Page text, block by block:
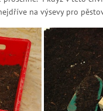
na výsevy pro